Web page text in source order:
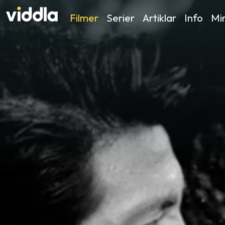
Filmer Serier Artiklar Info